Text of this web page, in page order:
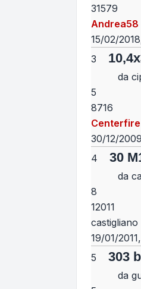
31579
Andrea58
15/02/
3
da
5
8716
Centerfire
30/12/
4 30
da
8
12011
castigliano
19/01/
5 303
da